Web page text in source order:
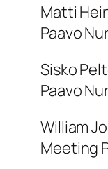
Matti
Paavo
Sisko
Paavo
William
Meeting